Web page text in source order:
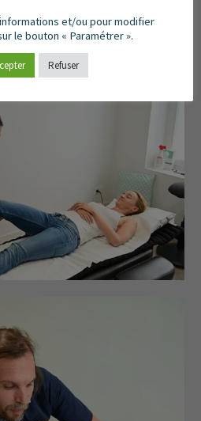
et/ou pour modifier
le bouton « Paramétrer ».
Refuser